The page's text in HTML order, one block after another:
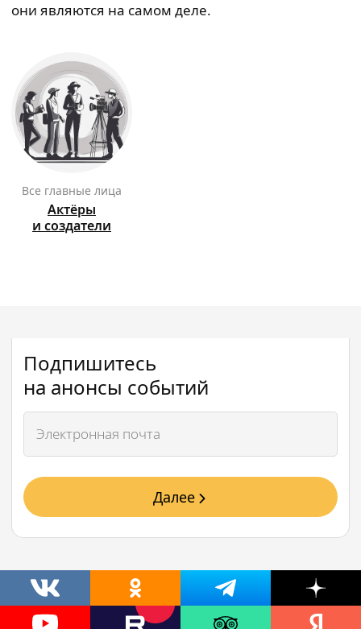
они являются на самом деле.
Все главные лица
Актёры
и создатели
Подпишитесь
на анонсы событий
Далее